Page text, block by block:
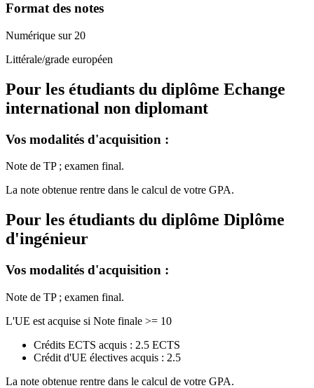
Format des notes
Numérique sur 20
Littérale/grade européen
Pour les étudiants du diplôme Echange
international non diplomant
Vos modalités d'acquisition :
Note de TP ; examen final.
La note obtenue rentre dans le calcul de votre GPA.
Pour les étudiants du diplôme Diplôme
d'ingénieur
Vos modalités d'acquisition :
Note de TP ; examen final.
L'UE est acquise si Note finale >= 10
Crédits ECTS acquis : 2.5 ECTS
Crédit d'UE électives acquis : 2.5
La note obtenue rentre dans le calcul de votre GPA.